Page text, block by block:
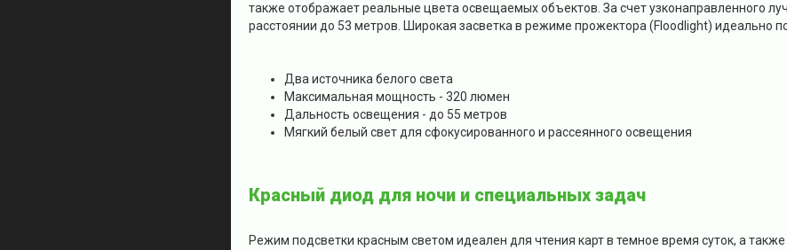
также отображает реальные цвета освещаемых объектов. За счет узконаправленного
расстоянии до 53 метров. Широкая засветка в режиме прожектора (Floodlight) идеально
Два источника белого света
Максимальная мощность - 320 люмен
Дальность освещения - до 55 метров
Мягкий белый свет для сфокусированного и рассеянного освещения
Красный диод для ночи и специальных задач
Режим подсветки красным светом идеален для чтения карт в темное время суток, а